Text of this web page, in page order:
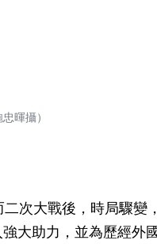
暉攝）
次大戰後，時局驟變
大助力，並為歷經外